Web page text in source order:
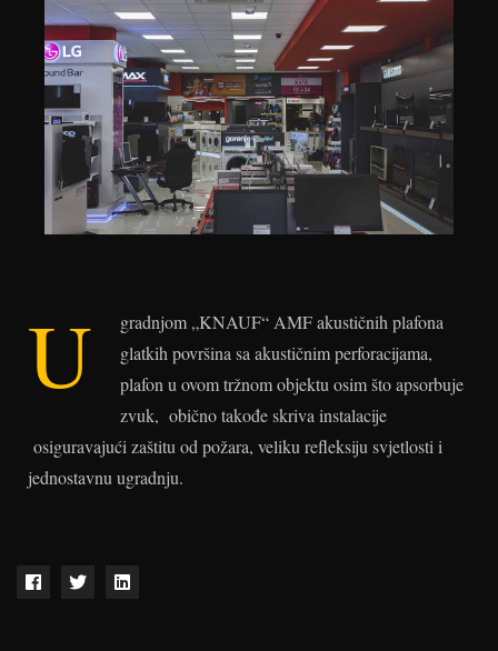
U
gradnjom „KNAUF“ AMF akustičnih plafona
glatkih površina sa akustičnim perforacijama,
plafon u ovom tržnom objektu osim što apsorbuje
zvuk, obično takođe skriva instalacije
osiguravajući zaštitu od požara, veliku refleksiju svjetlosti i
jednostavnu ugradnju.